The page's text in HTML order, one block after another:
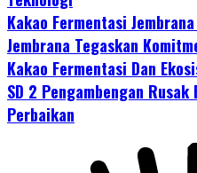
Kakao Fermentasi
Jembrana Tegaskan
Kakao Fermentasi Dan
SD 2 Pengambengan
Perbaikan